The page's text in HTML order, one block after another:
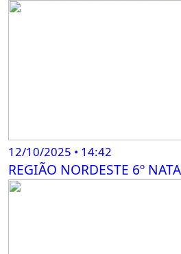
12/10/2025 • 14:42
REGIÃO NORDESTE 6º